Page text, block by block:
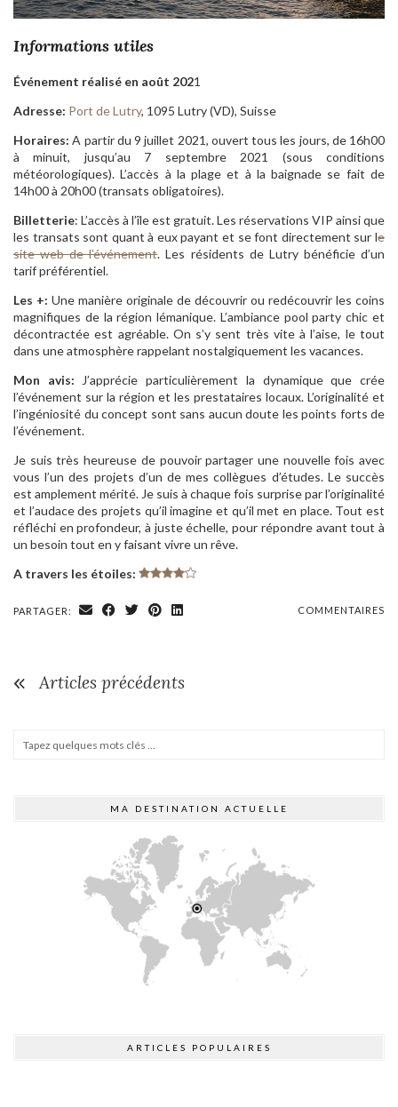
Informations utiles
Événement réalisé en août 2021
Adresse: Port de Lutry, 1095 Lutry (VD), Suisse
Horaires:A partir du 9 juillet 2021, ouvert tous les jours, de 16h00
à minuit, jusqu’au 7 septembre 2021 (sous conditions
météorologiques). L’accès à la plage et à la baignade se fait de
14h00 à 20h00 (transats obligatoires).
Billetterie: L’accès à l’île est gratuit. Les réservations VIP ainsi que
les transats sont quant à eux payant et se font directement sur le
site web de l’événement. Les résidents de Lutry bénéficie d’un
tarif préférentiel.
Les +: Une manière originale de découvrir ou redécouvrir les coins
magnifiques de la région lémanique. L’ambiance pool party chic et
décontractée est agréable. On s’y sent très vite à l’aise, le tout
dans une atmosphère rappelant nostalgiquement les vacances.
Mon avis: J’apprécie particulièrement la dynamique que crée
l’événement sur la région et les prestataires locaux. L’originalité et
l’ingéniosité du concept sont sans aucun doute les points forts de
l’événement.
Je suis très heureuse de pouvoir partager une nouvelle fois avec
vous l’un des projets d’un de mes collègues d’études. Le succès
est amplement mérité. Je suis à chaque fois surprise par l’originalité
et l’audace des projets qu’il imagine et qu’il met en place. Tout est
réfléchi en profondeur, à juste échelle, pour répondre avant tout à
un besoin tout en y faisant vivre un rêve.
A travers les étoiles:
PARTAGER: COMMENTAIRES
Articles précédents
MA DESTINATION ACTUELLE
ARTICLES POPULAIRES